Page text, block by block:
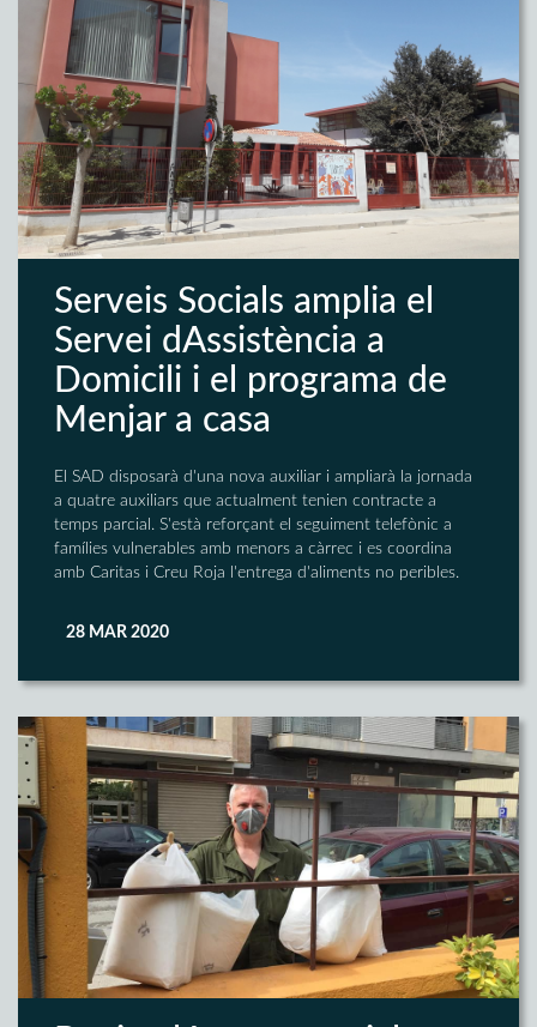
Serveis Socials amplia el
Servei dAssistència a
Domicili i el programa de
Menjar a casa
El SAD disposarà d'una nova auxiliar i ampliarà la jornada
a quatre auxiliars que actualment tenien contracte a
temps parcial. S'està reforçant el seguiment telefònic a
famílies vulnerables amb menors a càrrec i es coordina
amb Caritas i Creu Roja l'entrega d'aliments no peribles.
28 MAR 2020